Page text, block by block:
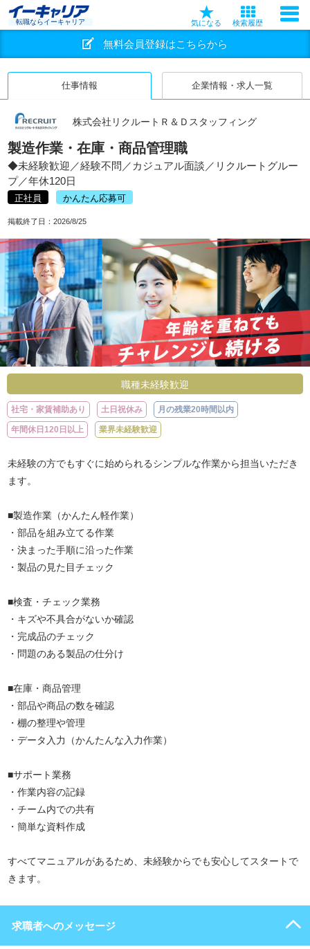
転職ならイーキャリア 気になる 検索履歴
無料会員登録はこちらから
仕事情報 企業情報・求人一覧
株式会社リクルートＲ＆Ｄスタッフィング
製造作業・在庫・商品管理職
◆未経験歓迎／経験不問／カジュアル面談／リクルートグルー
プ／年休120日
正社員 かんたん応募可
掲載終了日： 2026/8/25
職種未経験歓迎
社宅・家賃補助あり 土日祝休み 月の残業20時間以内
年間休日120日以上 業界未経験歓迎
未経験の方でもすぐに始められるシンプルな作業から担当いただき
ます。
■製造作業（かんたん軽作業）
・部品を組み立てる作業
・決まった手順に沿った作業
・製品の見た目チェック
■検査・チェック業務
・キズや不具合がないか確認
・完成品のチェック
・問題のある製品の仕分け
■在庫・商品管理
・部品や商品の数を確認
・棚の整理や管理
・データ入力（かんたんな入力作業）
■サポート業務
・作業内容の記録
・チーム内での共有
・簡単な資料作成
すべてマニュアルがあるため、未経験からでも安心してスタートで
きます。
求職者へのメッセージ